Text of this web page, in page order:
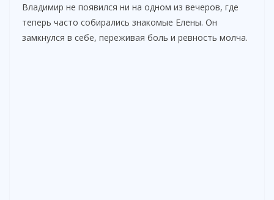
Владимир не появился ни на одном из вечеров, где
теперь часто собирались знакомые Елены. Он
замкнулся в себе, переживая боль и ревность молча.